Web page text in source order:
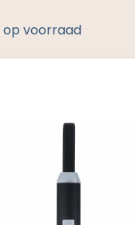
op voorraad